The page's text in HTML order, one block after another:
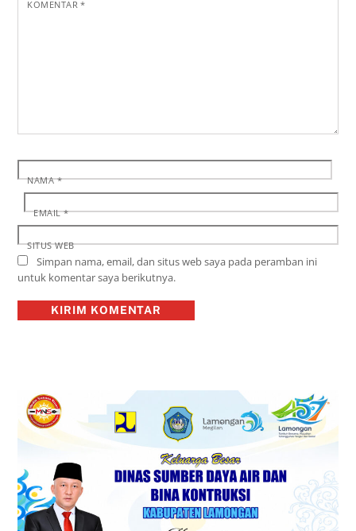
KOMENTAR*
NAMA*
EMAIL*
SITUS WEB
Simpan nama, email, dan situs web saya pada peramban ini
untuk komentar saya berikutnya.